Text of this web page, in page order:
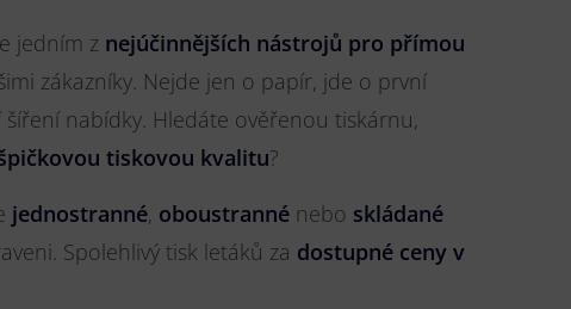
jedním z nejúčinnějších nástrojů pro přímou
zákazníky. Nejde jen o papír, jde o první
nabídky. Hledáte ověřenou tiskárnu,
tiskovou kvalitu?
jednostranné, oboustranné nebo skládané
Spolehlivý tisk letáků za dostupné ceny v